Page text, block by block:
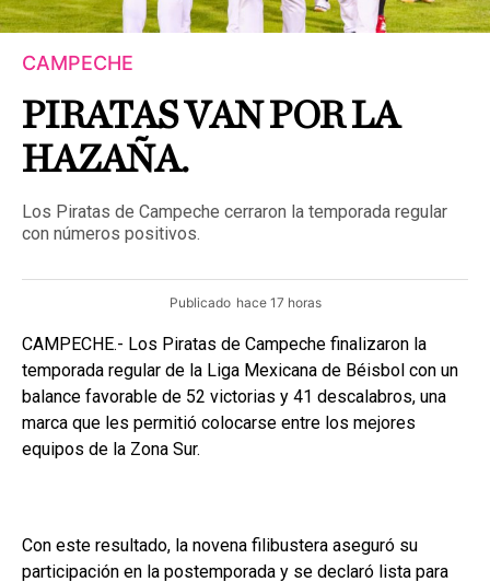
CAMPECHE
PIRATAS VAN POR LA
HAZAÑA.
Los Piratas de Campeche cerraron la temporada regular
con números positivos.
Publicado hace 17 horas
CAMPECHE.- Los Piratas de Campeche finalizaron la
temporada regular de la Liga Mexicana de Béisbol con un
balance favorable de 52 victorias y 41 descalabros, una
marca que les permitió colocarse entre los mejores
equipos de la Zona Sur.
Con este resultado, la novena filibustera aseguró su
participación en la postemporada y se declaró lista para